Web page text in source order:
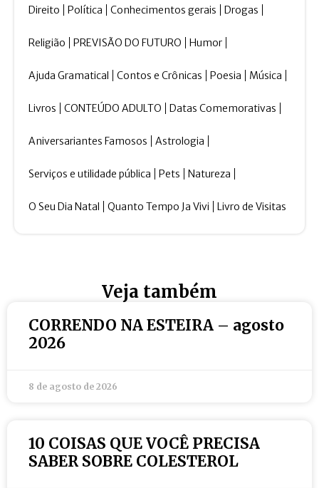
Direito Política Conhecimentos gerais Drogas
Religião PREVISÃO DO FUTURO Humor
Ajuda Gramatical Contos e Crônicas Poesia Música
Livros CONTEÚDO ADULTO Datas Comemorativas
Aniversariantes Famosos Astrologia
Serviços e utilidade pública Pets Natureza
O Seu Dia Natal Quanto Tempo Ja Vivi Livro de Visitas
Veja também
CORRENDO NA ESTEIRA – agosto
2026
8 de agosto de 2026
10 COISAS QUE VOCÊ PRECISA
SABER SOBRE COLESTEROL